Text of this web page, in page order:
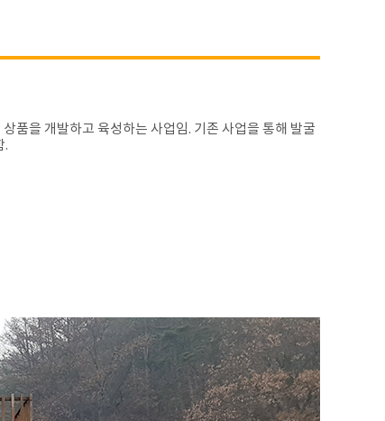
품을 개발하고 육성하는 사업임. 기존 사업을 통해 발굴
.